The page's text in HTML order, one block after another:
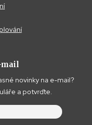
mail
novinky na e-mail?
a potvrďte.